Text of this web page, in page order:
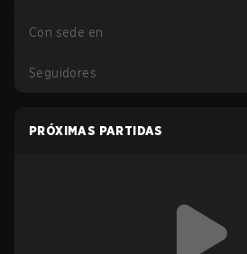
Con sede en
Seguidores
PRÓXIMAS PARTIDAS